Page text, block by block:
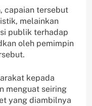
capaian tersebut
melainkan
publik terhadap
oleh pemimpin
kepada
menguat seiring
yang diambilnya